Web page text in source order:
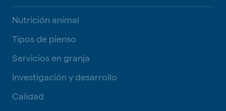
Nutrición animal
Tipos de pienso
Servicios en granja
Investigación y desarrollo
Calidad